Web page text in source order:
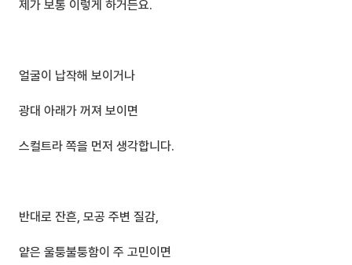
제가 보통 이렇게 하거든요.
얼굴이 납작해 보이거나
광대 아래가 꺼져 보이면
스컬트라 쪽을 먼저 생각합니다.
반대로 잔흔, 모공 주변 질감,
얕은 울퉁불퉁함이 주 고민이면